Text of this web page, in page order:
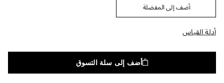
أضف إلى المفضلة
أدلة القياس
أضف إلى سلة التسوق